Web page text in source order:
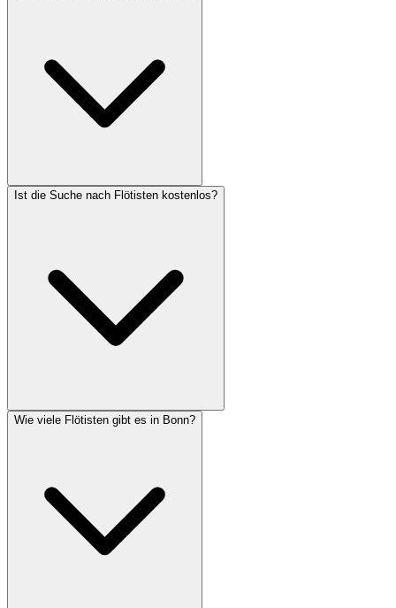
Ist die Suche nach Flötisten kostenlos?
Wie viele Flötisten gibt es in Bonn?